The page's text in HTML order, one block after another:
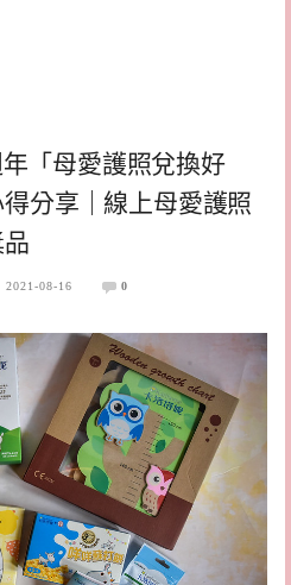
「母愛護照兌換好
分享｜線上母愛護照
2021-08-16 0